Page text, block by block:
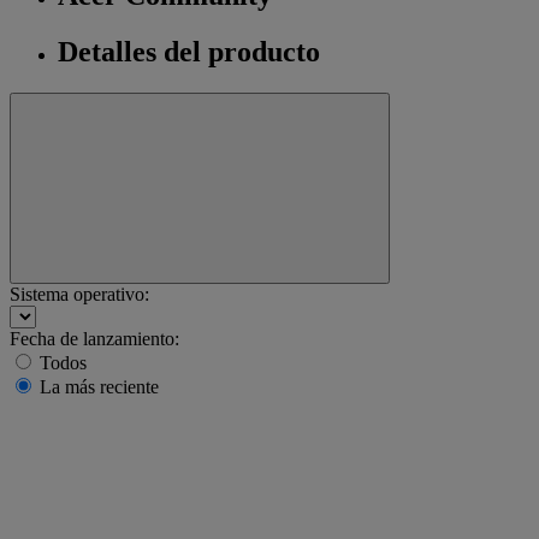
Detalles del producto
Sistema operativo:
Fecha de lanzamiento:
Todos
La más reciente